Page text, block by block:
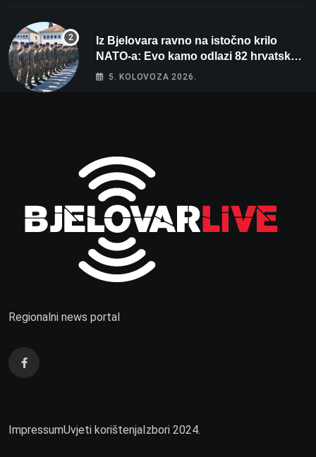
Iz Bjelovara ravno na istočno krilo
NATO-a: Evo kamo odlazi 82 hrvatska
vojnika i 6 vojnikinja
5. KOLOVOZA 2026.
Regionalni news portal
ImpressumUvjeti korištenjaIzbori 2024.